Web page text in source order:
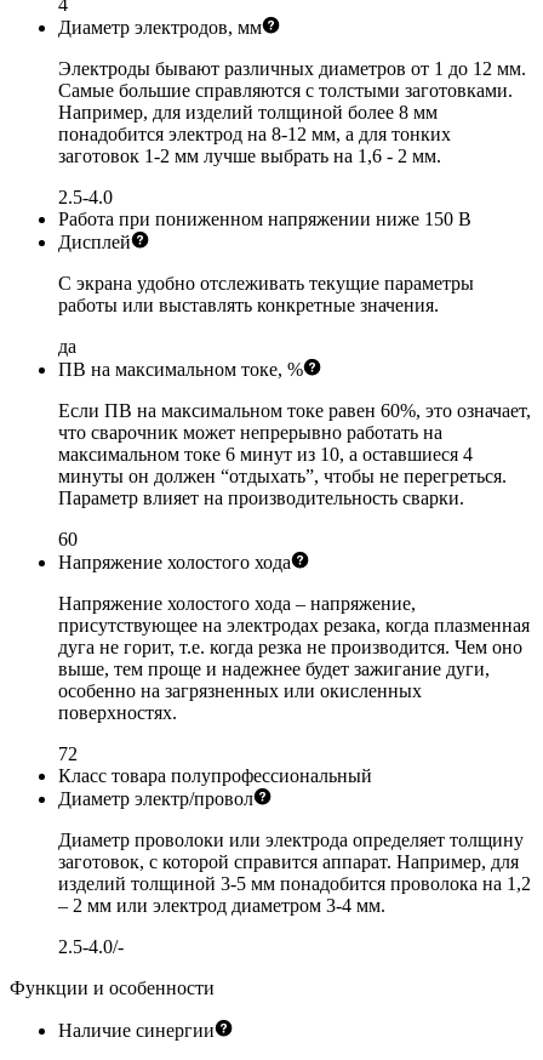
4
Диаметр электродов, мм
Электроды бывают различных диаметров от 1 до 12 мм.
Самые большие справляются с толстыми заготовками.
Например, для изделий толщиной более 8 мм
понадобится электрод на 8-12 мм, а для тонких
заготовок 1-2 мм лучше выбрать на 1,6 - 2 мм.
2.5-4.0
Работа при пониженном напряжении ниже 150 В
Дисплей
С экрана удобно отслеживать текущие параметры
работы или выставлять конкретные значения.
да
ПВ на максимальном токе, %
Если ПВ на максимальном токе равен 60%, это означает,
что сварочник может непрерывно работать на
максимальном токе 6 минут из 10, а оставшиеся 4
минуты он должен “отдыхать”, чтобы не перегреться.
Параметр влияет на производительность сварки.
60
Напряжение холостого хода
Напряжение холостого хода – напряжение,
присутствующее на электродах резака, когда плазменная
дуга не горит, т.е. когда резка не производится. Чем оно
выше, тем проще и надежнее будет зажигание дуги,
особенно на загрязненных или окисленных
поверхностях.
72
Класс товара полупрофессиональный
Диаметр электр/провол
Диаметр проволоки или электрода определяет толщину
заготовок, с которой справится аппарат. Например, для
изделий толщиной 3-5 мм понадобится проволока на 1,2
– 2 мм или электрод диаметром 3-4 мм.
2.5-4.0/-
Функции и особенности
Наличие синергии